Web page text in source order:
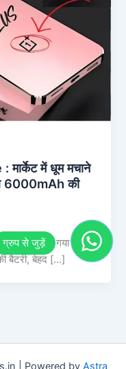
में धूम मचाने
6000mAh की
धूम मचाने आ गया
बैटरी, बेहद […]
| Powered by Astra